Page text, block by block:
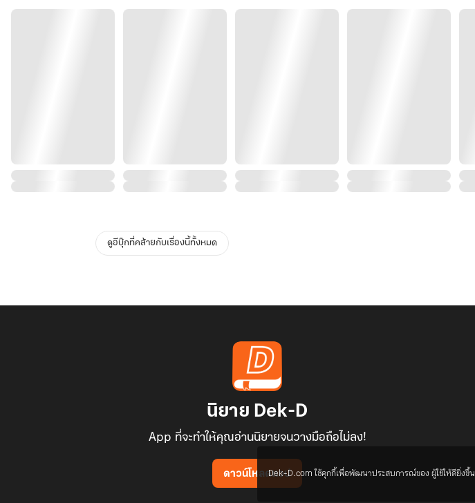
ดูอีบุ๊กที่คล้ายกับเรื่องนี้ทั้งหมด
นิยาย Dek-D
App ที่จะทำให้คุณอ่านนิยายจนวางมือถือไม่ลง!
ดาวน์โหลดแอปDek-D.com ใช้คุกกี้เพื่อพัฒนาประสบการณ์ของ ผู้ใช้ให้ดียิ่งขึ้น